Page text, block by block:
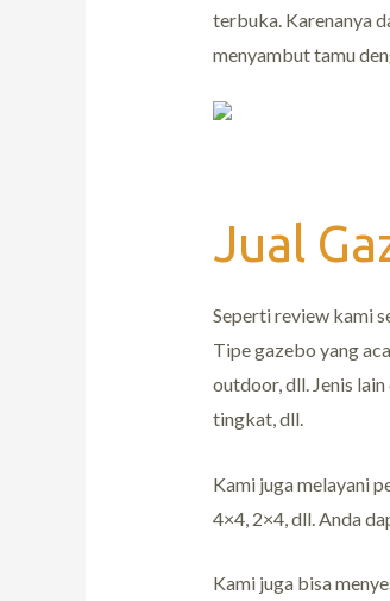
terbuka. Karenanya
menyambut tamu
Jual
Seperti review kami
Tipe gazebo yang
outdoor, dll. Jenis
tingkat, dll.
Kami juga melayani
4×4, 2×4, dll. Anda
Kami juga bisa